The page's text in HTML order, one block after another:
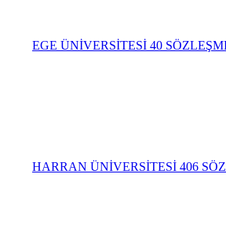
EGE ÜNİVERSİTESİ 40
HARRAN ÜNİVERSİTESİ 406